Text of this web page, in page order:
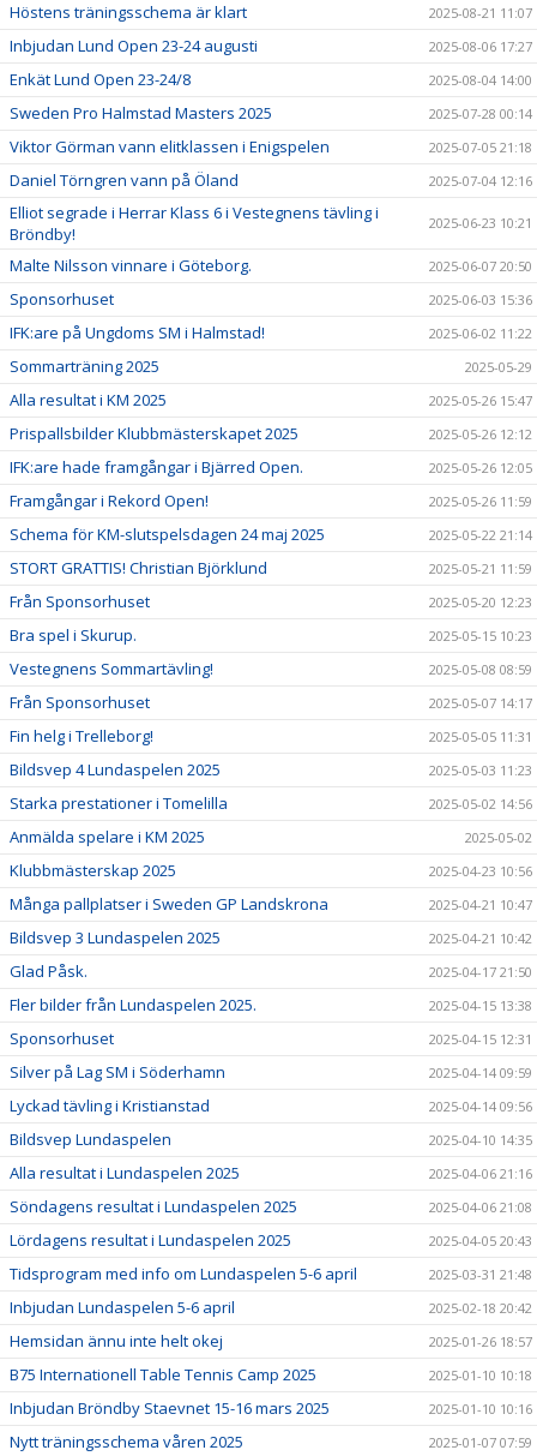
Höstens träningsschema är klart 2025-08-21 11:07
Inbjudan Lund Open 23-24 augusti 2025-08-06 17:27
Enkät Lund Open 23-24/8 2025-08-04 14:00
Sweden Pro Halmstad Masters 2025 2025-07-28 00:14
Viktor Görman vann elitklassen i Enigspelen 2025-07-05 21:18
Daniel Törngren vann på Öland 2025-07-04 12:16
Elliot segrade i Herrar Klass 6 i Vestegnens tävling i
Bröndby!
2025-06-23 10:21
Malte Nilsson vinnare i Göteborg. 2025-06-07 20:50
Sponsorhuset 2025-06-03 15:36
IFK:are på Ungdoms SM i Halmstad! 2025-06-02 11:22
Sommarträning 2025 2025-05-29
Alla resultat i KM 2025 2025-05-26 15:47
Prispallsbilder Klubbmästerskapet 2025 2025-05-26 12:12
IFK:are hade framgångar i Bjärred Open. 2025-05-26 12:05
Framgångar i Rekord Open! 2025-05-26 11:59
Schema för KM-slutspelsdagen 24 maj 2025 2025-05-22 21:14
STORT GRATTIS! Christian Björklund 2025-05-21 11:59
Från Sponsorhuset 2025-05-20 12:23
Bra spel i Skurup. 2025-05-15 10:23
Vestegnens Sommartävling! 2025-05-08 08:59
Från Sponsorhuset 2025-05-07 14:17
Fin helg i Trelleborg! 2025-05-05 11:31
Bildsvep 4 Lundaspelen 2025 2025-05-03 11:23
Starka prestationer i Tomelilla 2025-05-02 14:56
Anmälda spelare i KM 2025 2025-05-02
Klubbmästerskap 2025 2025-04-23 10:56
Många pallplatser i Sweden GP Landskrona 2025-04-21 10:47
Bildsvep 3 Lundaspelen 2025 2025-04-21 10:42
Glad Påsk. 2025-04-17 21:50
Fler bilder från Lundaspelen 2025. 2025-04-15 13:38
Sponsorhuset 2025-04-15 12:31
Silver på Lag SM i Söderhamn 2025-04-14 09:59
Lyckad tävling i Kristianstad 2025-04-14 09:56
Bildsvep Lundaspelen 2025-04-10 14:35
Alla resultat i Lundaspelen 2025 2025-04-06 21:16
Söndagens resultat i Lundaspelen 2025 2025-04-06 21:08
Lördagens resultat i Lundaspelen 2025 2025-04-05 20:43
Tidsprogram med info om Lundaspelen 5-6 april 2025-03-31 21:48
Inbjudan Lundaspelen 5-6 april 2025-02-18 20:42
Hemsidan ännu inte helt okej 2025-01-26 18:57
B75 Internationell Table Tennis Camp 2025 2025-01-10 10:18
Inbjudan Bröndby Staevnet 15-16 mars 2025 2025-01-10 10:16
Nytt träningsschema våren 2025 2025-01-07 07:59